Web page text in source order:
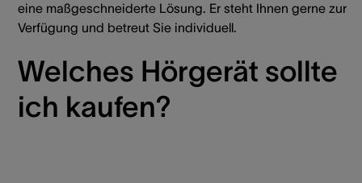
eine maßgeschneiderte Lösung. Er steht Ihnen gerne zur
Verfügung und betreut Sie individuell.
Welches Hörgerät sollte
ich kaufen?